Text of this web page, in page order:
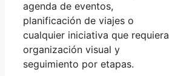
agenda de eventos,
planificación de viajes o
cualquier iniciativa que requiera
organización visual y
seguimiento por etapas.